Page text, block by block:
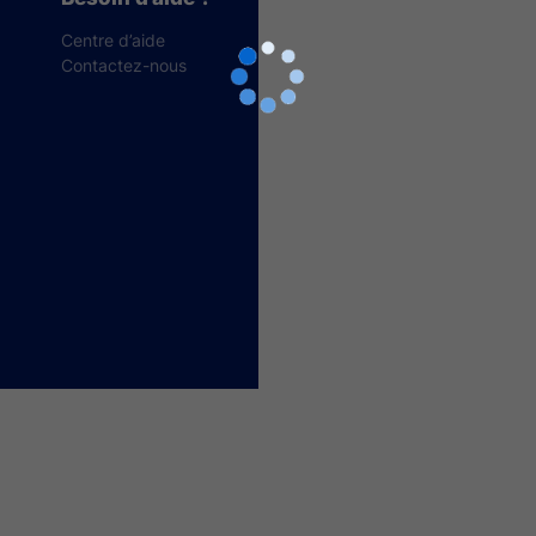
Centre d’aide
Contactez-nous